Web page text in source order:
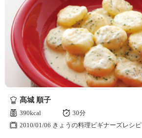
髙城 順子
390kcal
30分
2010/01/06 きょうの料理ビギナーズレシピ